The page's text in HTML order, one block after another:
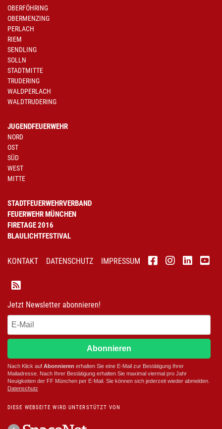
OBERFÖHRING
OBERMENZING
PERLACH
RIEM
SENDLING
SOLLN
STADTMITTE
TRUDERING
WALDPERLACH
WALDTRUDERING
JUGENDFEUERWEHR
NORD
OST
SÜD
WEST
MITTE
STADTFEUERWEHRVERBAND
FEUERWEHR MÜNCHEN
FIRETAGE 2016
BLAULICHTFESTIVAL
KONTAKT DATENSCHUTZ IMPRESSUM
Jetzt Newsletter abonnieren!
Abonnieren
Nach Klick auf Abonnieren erhalten Sie eine E-Mail zur Bestätigung Ihrer
Mailadresse. Nach Ihrer Bestätigung erhalten Sie maximal viermal pro Jahr
Neuigkeiten der FF München per E-Mail. Sie können sich jederzeit wieder abmelden.
Datenschutz
DIESE WEBSEITE WIRD UNTERSTÜTZT VON